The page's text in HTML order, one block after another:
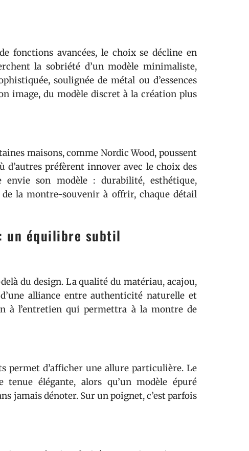
fonctions avancées, le choix se décline en
la sobriété d’un modèle minimaliste,
soulignée de métal ou d’essences
image, du modèle discret à la création plus
maisons, comme Nordic Wood, poussent
préfèrent innover avec le choix des
envie son modèle : durabilité, esthétique,
la montre-souvenir à offrir, chaque détail
un équilibre subtil
du design. La qualité du matériau, acajou,
alliance entre authenticité naturelle et
à l’entretien qui permettra à la montre de
permet d’afficher une allure particulière. Le
élégante, alors qu’un modèle épuré
jamais dénoter. Sur un poignet, c’est parfois